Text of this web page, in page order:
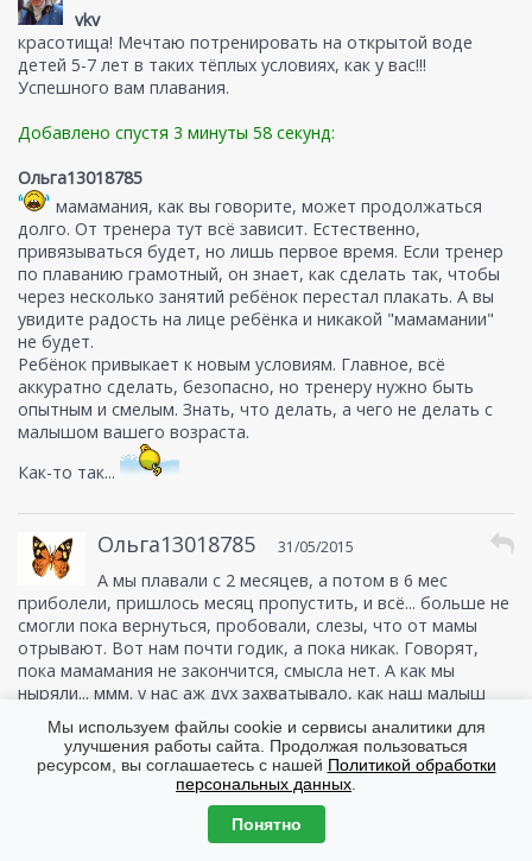
vkv
красотища! Мечтаю потренировать на открытой воде
детей 5-7 лет в таких тёплых условиях, как у вас!!!
Успешного вам плавания.
Добавлено спустя 3 минуты 58 секунд:
Ольга13018785
мамамания, как вы говорите, может продолжаться
долго. От тренера тут всё зависит. Естественно,
привязываться будет, но лишь первое время. Если тренер
по плаванию грамотный, он знает, как сделать так, чтобы
через несколько занятий ребёнок перестал плакать. А вы
увидите радость на лице ребёнка и никакой "мамамании"
не будет.
Ребёнок привыкает к новым условиям. Главное, всё
аккуратно сделать, безопасно, но тренеру нужно быть
опытным и смелым. Знать, что делать, а чего не делать с
малышом вашего возраста.
Как-то так...
Ольга13018785 31/05/2015
А мы плавали с 2 месяцев, а потом в 6 мес
приболели, пришлось месяц пропустить, и всё... больше не
смогли пока вернуться, пробовали, слезы, что от мамы
отрывают. Вот нам почти годик, а пока никак. Говорят,
пока мамамания не закончится, смысла нет. А как мы
ныряли... ммм. у нас аж дух захватывало, как наш малыш
так может.
Bella98 21/05/2015
Здоровская статья, спасибо! Мы ходили
плавать, когда дочь была мелкая. А с младшим ребенком
Мы используем файлы cookie и сервисы аналитики для
улучшения работы сайта. Продолжая пользоваться
ресурсом, вы соглашаетесь с нашей Политикой обработки
персональных данных
Понятно